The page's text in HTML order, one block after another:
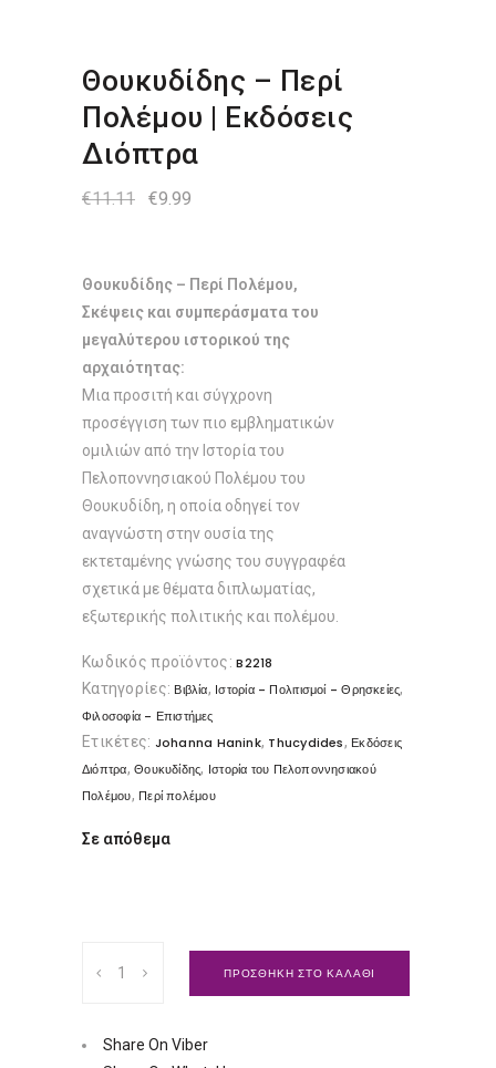
Θουκυδίδης – Περί
Πολέμου | Εκδόσεις
Διόπτρα
€11.11
Original
€9.99
Θουκυδίδης – Περί Πολέμου,
Σκέψεις και συμπεράσματα του
μεγαλύτερου ιστορικού της
αρχαιότητας:
Μια προσιτή και σύγχρονη
προσέγγιση των πιο εμβληματικών
ομιλιών από την Ιστορία του
Πελοποννησιακού Πολέμου του
Θουκυδίδη, η οποία οδηγεί τον
αναγνώστη στην ουσία της
εκτεταμένης γνώσης του συγγραφέα
σχετικά με θέματα διπλωματίας,
εξωτερικής πολιτικής και πολέμου.
Κωδικός προϊόντος:B2218
Κατηγορίες: Βιβλία, Ιστορία - Πολιτισμοί - Θρησκείες,
Φιλοσοφία - Επιστήμες
Ετικέτες: Johanna Hanink, Thucydides, Εκδόσεις
Διόπτρα,Θουκυδίδης, Ιστορία του Πελοποννησιακού
Πολέμου, Περί πολέμου
Σε απόθεμα
Πολέμου
ΠΡΟΣΘΗΚΗ ΣΤΟ ΚΑΛΑΘΙ
Share On Viber